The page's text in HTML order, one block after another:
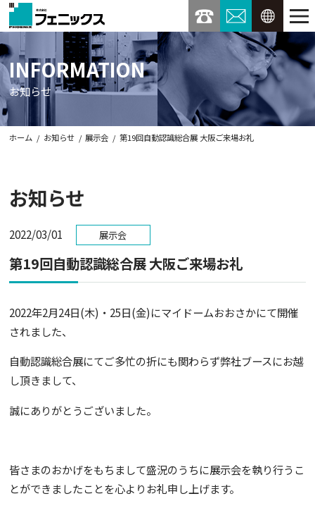
03-3234-9373お問い合わせ
INFORMATION
お知らせ
ホーム お知らせ 展示会 第19回自動認識総合展 大阪ご来場お礼
お知らせ
2022/03/01 展示会
第19回自動認識総合展 大阪ご来場お礼
2022年2月24日(木)・25日(金)にマイドームおおさかにて開催
されました、
自動認識総合展にてご多忙の折にも関わらず弊社ブースにお越
し頂きまして、
誠にありがとうございました。
皆さまのおかげをもちまして盛況のうちに展示会を執り行うこ
とができましたことを心よりお礼申し上げます。